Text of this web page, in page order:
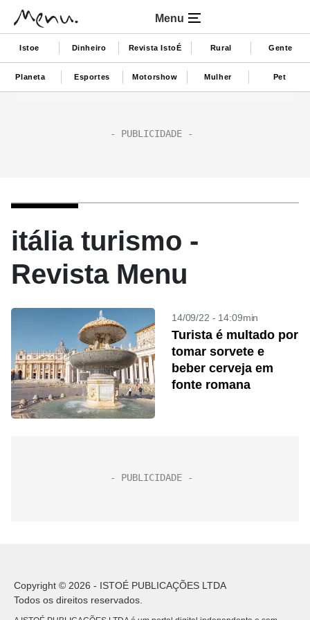
Menu
Istoe Dinheiro Revista IstoÉ Rural Gente
Planeta Esportes Motorshow Mulher Pet
itália turismo -
Revista Menu
14/09/22 - 14:09min
Turista é multado por
tomar sorvete e
beber cerveja em
fonte romana
Copyright © 2026 - ISTOÉ PUBLICAÇÕES LTDA
Todos os direitos reservados.